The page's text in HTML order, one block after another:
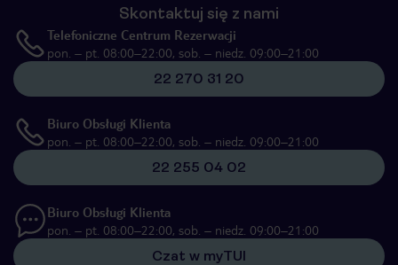
Skontaktuj się z nami
Telefoniczne Centrum Rezerwacji
pon. – pt. 08:00–22:00, sob. – niedz. 09:00–21:00
22 270 31 20
Biuro Obsługi Klienta
pon. – pt. 08:00–22:00, sob. – niedz. 09:00–21:00
22 255 04 02
Biuro Obsługi Klienta
pon. – pt. 08:00–22:00, sob. – niedz. 09:00–21:00
Czat w myTUI